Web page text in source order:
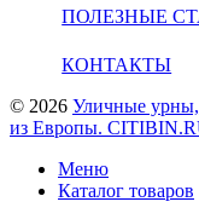
ПОЛЕЗНЫЕ
КОНТАКТЫ
© 2026 Уличные урны,
из Европы.
Меню
Каталог товаров